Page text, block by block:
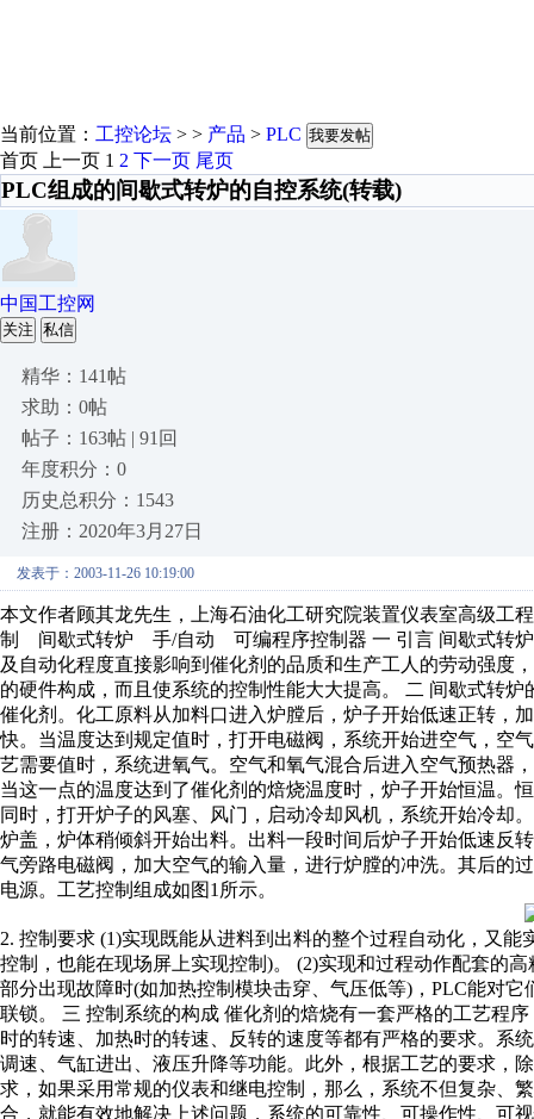
当前位置： 工控论坛 > > 产品 > PLC 我要发帖
首页 上一页 1 2 下一页 尾页
PLC组成的间歇式转炉的自控系统(转载)
中国工控网
关注 私信
精华：141帖
求助：0帖
帖子：163帖 | 91回
年度积分：0
历史总积分：1543
注册：2020年3月27日
发表于：2003-11-26 10:19:00
本文作者顾其龙先生，上海石油化工研究院装置仪表室高级工
制 间歇式转炉 手/自动 可编程序控制器 一 引言 间歇式转炉
及自动化程度直接影响到催化剂的品质和生产工人的劳动强度
的硬件构成，而且使系统的控制性能大大提高。 二 间歇式转
催化剂。化工原料从加料口进入炉膛后，炉子开始低速正转，
快。当温度达到规定值时，打开电磁阀，系统开始进空气，空
艺需要值时，系统进氧气。空气和氧气混合后进入空气预热器
当这一点的温度达到了催化剂的焙烧温度时，炉子开始恒温。
同时，打开炉子的风塞、风门，启动冷却风机，系统开始冷却
炉盖，炉体稍倾斜开始出料。出料一段时间后炉子开始低速反
气旁路电磁阀，加大空气的输入量，进行炉膛的冲洗。其后的
电源。工艺控制组成如图1所示。
2. 控制要求 (1)实现既能从进料到出料的整个过程自动化，又
控制，也能在现场屏上实现控制)。 (2)实现和过程动作配套的
部分出现故障时(如加热控制模块击穿、气压低等)，PLC能对
联锁。 三 控制系统的构成 催化剂的焙烧有一套严格的工艺程
时的转速、加热时的转速、反转的速度等都有严格的要求。系
调速、气缸进出、液压升降等功能。此外，根据工艺的要求，
求，如果采用常规的仪表和继电控制，那么，系统不但复杂、
合，就能有效地解决上述问题，系统的可靠性、可操作性、可